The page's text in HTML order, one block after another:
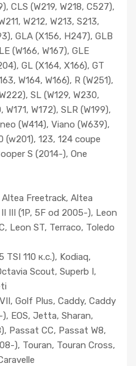
CLS (W219, W218, C527),
W212, W213, S213,
GLA (X156, H247), GLB
(W166, W167), GLE
GL (X164, X166), GT
W164, W166), R (W251),
SL (W129, W230,
W171, W172), SLR (W199),
(W414), Viano (W639),
(w201), 123, 124 coupe
S (2014-), One
Freetrack, Altea
III (1P, 5F od 2005-), Leon
Leon ST, Terraco, Toledo
TSI 110 к.с.), Kodiaq,
Scout, Superb I,
Golf Plus, Caddy, Caddy
EOS, Jetta, Sharan,
Passat CC, Passat W8,
), Touran, Touran Cross,